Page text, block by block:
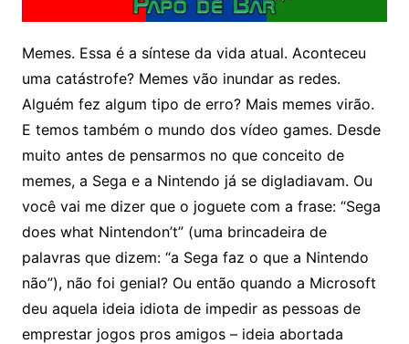
Memes. Essa é a síntese da vida atual. Aconteceu
uma catástrofe? Memes vão inundar as redes.
Alguém fez algum tipo de erro? Mais memes virão.
E temos também o mundo dos vídeo games. Desde
muito antes de pensarmos no que conceito de
memes, a Sega e a Nintendo já se digladiavam. Ou
você vai me dizer que o joguete com a frase: “Sega
does what Nintendon’t” (uma brincadeira de
palavras que dizem: “a Sega faz o que a Nintendo
não”), não foi genial? Ou então quando a Microsoft
deu aquela ideia idiota de impedir as pessoas de
emprestar jogos pros amigos – ideia abortada